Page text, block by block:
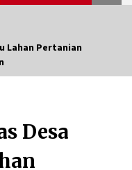
Dompu,
Lahan Pertanian
Desa